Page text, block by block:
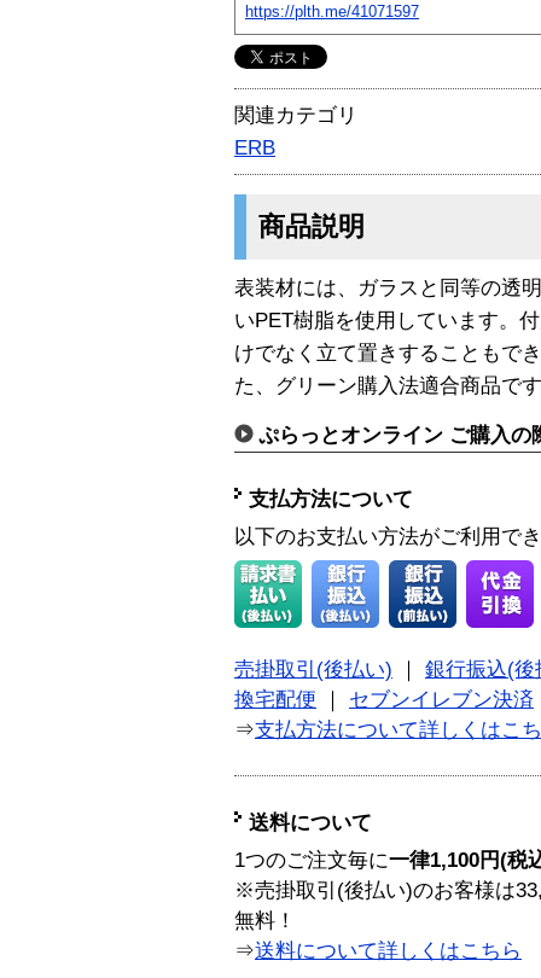
https://plth.me/41071597
関連カテゴリ
ERB
商品説明
表装材には、ガラスと同等の透
いPET樹脂を使用しています。
けでなく立て置きすることもで
た、グリーン購入法適合商品で
ぷらっとオンライン ご購入の
支払方法について
以下のお支払い方法がご利用で
売掛取引(後払い)
銀行振込(後
換宅配便
セブンイレブン決済
⇒支払方法について詳しくはこ
送料について
1つのご注文毎に一律1,100円(税
※売掛取引(後払い)のお客様は
無料！
⇒送料について詳しくはこちら